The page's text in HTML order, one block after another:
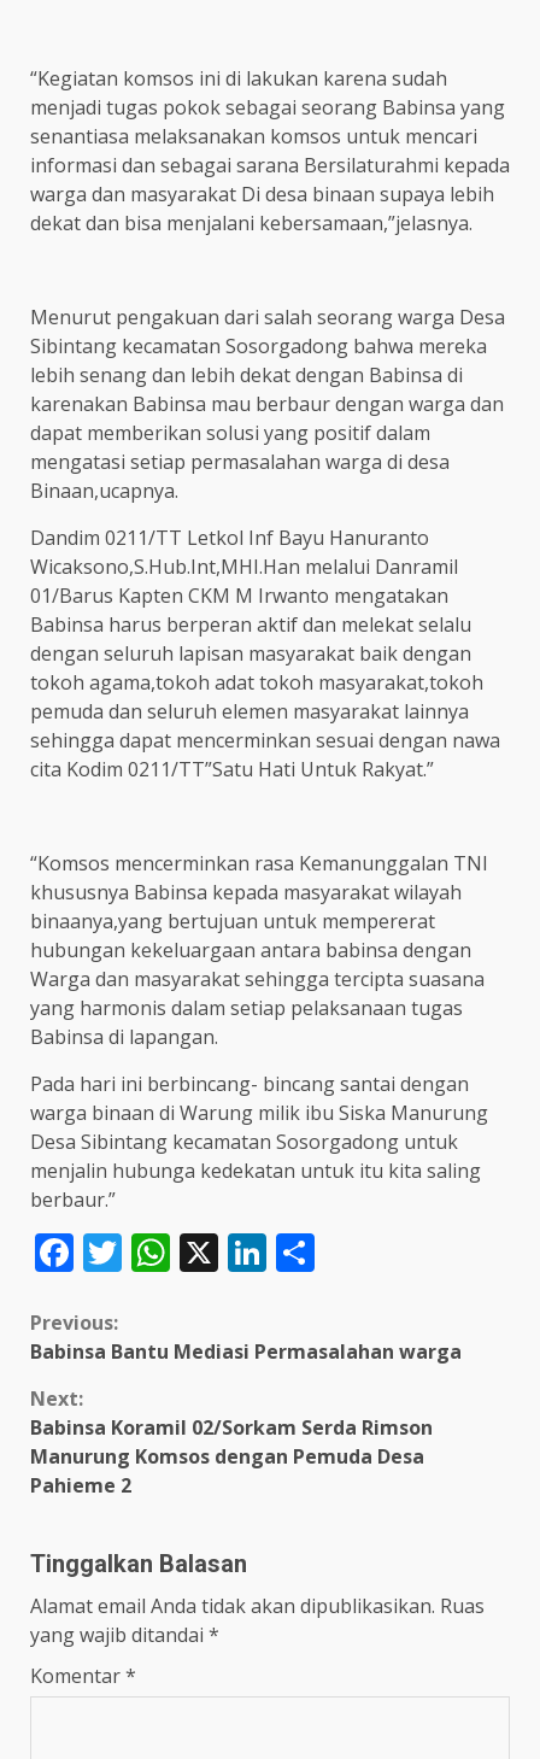
“Kegiatan komsos ini di lakukan karena sudah
menjadi tugas pokok sebagai seorang Babinsa yang
senantiasa melaksanakan komsos untuk mencari
informasi dan sebagai sarana Bersilaturahmi kepada
warga dan masyarakat Di desa binaan supaya lebih
dekat dan bisa menjalani kebersamaan,”jelasnya.
Menurut pengakuan dari salah seorang warga Desa
Sibintang kecamatan Sosorgadong bahwa mereka
lebih senang dan lebih dekat dengan Babinsa di
karenakan Babinsa mau berbaur dengan warga dan
dapat memberikan solusi yang positif dalam
mengatasi setiap permasalahan warga di desa
Binaan,ucapnya.
Dandim 0211/TT Letkol Inf Bayu Hanuranto
Wicaksono,S.Hub.Int,MHI.Han melalui Danramil
01/Barus Kapten CKM M Irwanto mengatakan
Babinsa harus berperan aktif dan melekat selalu
dengan seluruh lapisan masyarakat baik dengan
tokoh agama,tokoh adat tokoh masyarakat,tokoh
pemuda dan seluruh elemen masyarakat lainnya
sehingga dapat mencerminkan sesuai dengan nawa
cita Kodim 0211/TT”Satu Hati Untuk Rakyat.”
“Komsos mencerminkan rasa Kemanunggalan TNI
khususnya Babinsa kepada masyarakat wilayah
binaanya,yang bertujuan untuk mempererat
hubungan kekeluargaan antara babinsa dengan
Warga dan masyarakat sehingga tercipta suasana
yang harmonis dalam setiap pelaksanaan tugas
Babinsa di lapangan.
Pada hari ini berbincang- bincang santai dengan
warga binaan di Warung milik ibu Siska Manurung
Desa Sibintang kecamatan Sosorgadong untuk
menjalin hubunga kedekatan untuk itu kita saling
berbaur.”
Facebook
Twitter
WhatsApp
X LinkedIn
Continue
Previous:
Babinsa Bantu Mediasi Permasalahan warga
Next:
Babinsa Koramil 02/Sorkam Serda Rimson
Manurung Komsos dengan Pemuda Desa
Pahieme 2
Tinggalkan Balasan
Alamat email Anda tidak akan dipublikasikan. Ruas
yang wajib ditandai *
Komentar*